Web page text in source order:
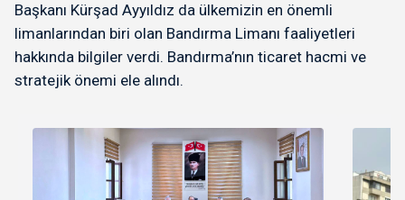
Başkanı Kürşad Ayyıldız da ülkemizin en önemli
limanlarından biri olan Bandırma Limanı faaliyetleri
hakkında bilgiler verdi. Bandırma’nın ticaret hacmi ve
stratejik önemi ele alındı.